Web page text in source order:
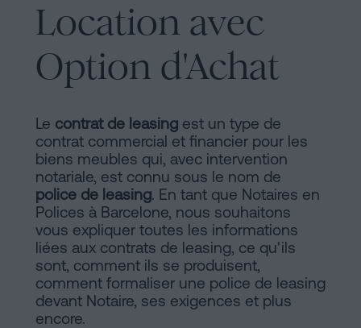
Notaire
en
ligne
Blog
Contacter
à
Barcelone
Hypothèques
de
couple
de
fait
à
Barcelone
Notaire
en
ligne
Location avec
Option d'Achat
Le contrat de leasing est un type de
contrat commercial et financier pour les
biens meubles qui, avec intervention
notariale, est connu sous le nom de
police de leasing. En tant que Notaires en
Polices à Barcelone, nous souhaitons
vous expliquer toutes les informations
liées aux contrats de leasing, ce qu'ils
sont, comment ils se produisent,
comment formaliser une police de leasing
devant Notaire, ses exigences et plus
encore.